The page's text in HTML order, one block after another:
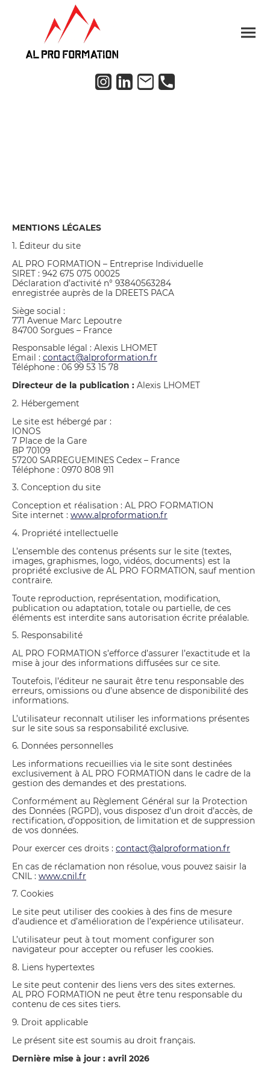
MENTIONS LÉGALES
1. Éditeur du site
AL PRO FORMATION – Entreprise Individuelle
SIRET : 942 675 075 00025
Déclaration d’activité n° 93840563284
enregistrée auprès de la DREETS PACA
Siège social :
771 Avenue Marc Lepoutre
84700 Sorgues – France
Responsable légal : Alexis LHOMET
Email : contact@alproformation.fr
Téléphone : 06 99 53 15 78
Directeur de la publication : Alexis LHOMET
2. Hébergement
Le site est hébergé par :
IONOS
7 Place de la Gare
BP 70109
57200 SARREGUEMINES Cedex – France
Téléphone : 0970 808 911
3. Conception du site
Conception et réalisation : AL PRO FORMATION
Site internet : www.alproformation.fr
4. Propriété intellectuelle
L’ensemble des contenus présents sur le site (textes,
images, graphismes, logo, vidéos, documents) est la
propriété exclusive de AL PRO FORMATION, sauf mention
contraire.
Toute reproduction, représentation, modification,
publication ou adaptation, totale ou partielle, de ces
éléments est interdite sans autorisation écrite préalable.
5. Responsabilité
AL PRO FORMATION s’efforce d’assurer l’exactitude et la
mise à jour des informations diffusées sur ce site.
Toutefois, l’éditeur ne saurait être tenu responsable des
erreurs, omissions ou d’une absence de disponibilité des
informations.
L’utilisateur reconnaît utiliser les informations présentes
sur le site sous sa responsabilité exclusive.
6. Données personnelles
Les informations recueillies via le site sont destinées
exclusivement à AL PRO FORMATION dans le cadre de la
gestion des demandes et des prestations.
Conformément au Règlement Général sur la Protection
des Données (RGPD), vous disposez d’un droit d’accès, de
rectification, d’opposition, de limitation et de suppression
de vos données.
Pour exercer ces droits : contact@alproformation.fr
En cas de réclamation non résolue, vous pouvez saisir la
CNIL : www.cnil.fr
7. Cookies
Le site peut utiliser des cookies à des fins de mesure
d’audience et d’amélioration de l’expérience utilisateur.
L’utilisateur peut à tout moment configurer son
navigateur pour accepter ou refuser les cookies.
8. Liens hypertextes
Le site peut contenir des liens vers des sites externes.
AL PRO FORMATION ne peut être tenu responsable du
contenu de ces sites tiers.
9. Droit applicable
Le présent site est soumis au droit français.
Dernière mise à jour : avril 2026